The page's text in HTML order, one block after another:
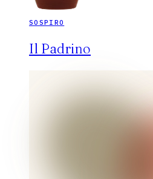
SOSPIRO
Il Padrino